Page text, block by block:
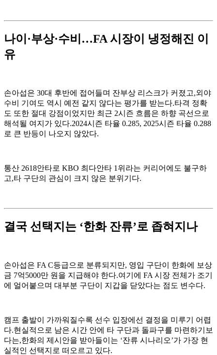
나이·부상·수비…FA 시장이 냉정해진 이
유
손아섭은 30대 후반에 접어들며 잔부상 리스크가 커졌고,외야
수비 기여도 역시 예전 같지 않다는 평가를 받는다.타격 정확
도 또한 절대 강점이었지만 최근 2시즌 흐름은 하향 곡선으로
해석될 여지가 있다.2024시즌 타율 0.285, 2025시즌 타율 0.288
로 큰 반등이 나오지 않았다.
통산 2618안타로 KBO 최다안타 1위라는 커리어에도 불구하
고,타 구단의 관심이 크지 않은 분위기다.
결국 선택지는 ‘한화 잔류’로 좁혀지나
손아섭은 FA C등급으로 분류되지만, 영입 구단이 한화에 보상
금 7억5000만 원을 지급해야 한다.여기에 FA 시장 전체가 조기
에 얼어붙으며 대부분 구단이 지갑을 닫았다는 점도 변수다.
캠프 출발이 가까워질수록 선수 입장에선 결정을 미루기 어렵
다.현실적으로 남은 시간 안에 타 구단과 돌파구를 마련하기보
다는,한화의 제시안을 받아들이는 ‘잔류 시나리오’가 가장 현
실적인 선택지로 떠오르고 있다.